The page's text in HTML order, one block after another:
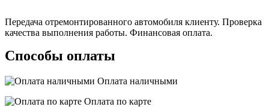
Передача отремонтированного автомобиля клиенту. Проверка
качества выполнения работы. Финансовая оплата.
Способы оплаты
Оплата наличными
Оплата по карте